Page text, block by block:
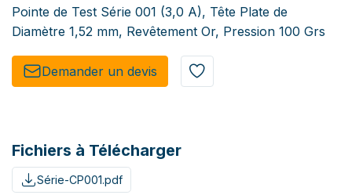
Pointe de Test Série 001 (3,0 A), Tête Plate de
Diamètre 1,52 mm, Revêtement Or, Pression 100 Grs
Demander un de​​vis​​
Fichiers à Télécharger
Série-CP001.pdf